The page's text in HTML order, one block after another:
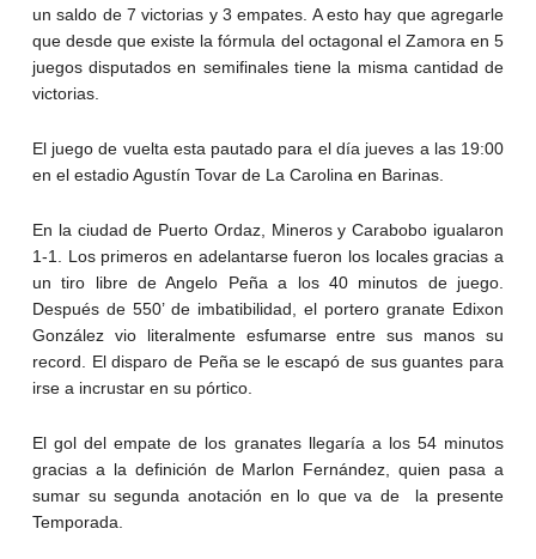
un saldo de 7 victorias y 3 empates. A esto hay que agregarle
que desde que existe la fórmula del octagonal el Zamora en 5
juegos disputados en semifinales tiene la misma cantidad de
victorias.
El juego de vuelta esta pautado para el día jueves a las 19:00
en el estadio Agustín Tovar de La Carolina en Barinas.
En la ciudad de Puerto Ordaz, Mineros y Carabobo igualaron
1-1. Los primeros en adelantarse fueron los locales gracias a
un tiro libre de Angelo Peña a los 40 minutos de juego.
Después de 550’ de imbatibilidad, el portero granate Edixon
González vio literalmente esfumarse entre sus manos su
record. El disparo de Peña se le escapó de sus guantes para
irse a incrustar en su pórtico.
El gol del empate de los granates llegaría a los 54 minutos
gracias a la definición de Marlon Fernández, quien pasa a
sumar su segunda anotación en lo que va de la presente
Temporada.